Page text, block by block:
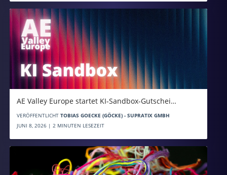
AE Valley Europe startet KI-Sandbox-Gutschei…
VERÖFFENTLICHT TOBIAS GOECKE (GÖCKE) - SUPRATIX GMBH
JUNI 8, 2026 | 2 MINUTEN LESEZEIT